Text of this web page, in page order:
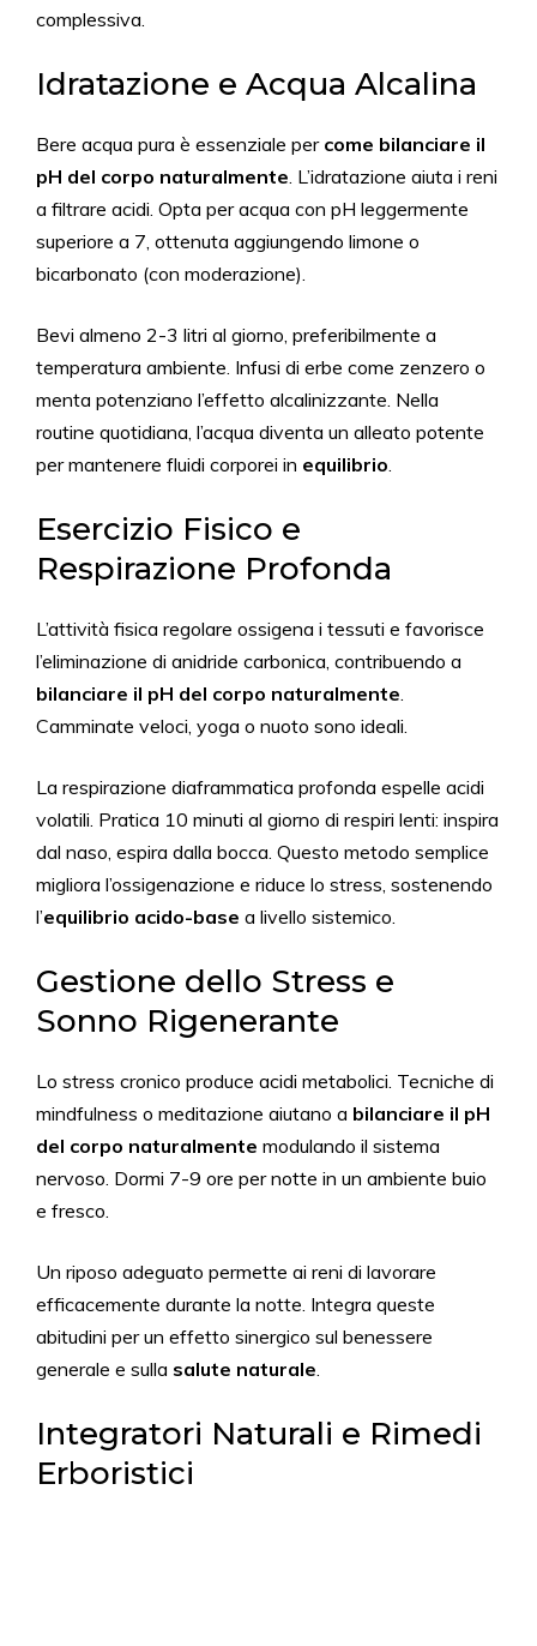
complessiva.
Idratazione e Acqua Alcalina
Bere acqua pura è essenziale per come bilanciare il
pH del corpo naturalmente. L’idratazione aiuta i reni
a filtrare acidi. Opta per acqua con pH leggermente
superiore a 7, ottenuta aggiungendo limone o
bicarbonato (con moderazione).
Bevi almeno 2-3 litri al giorno, preferibilmente a
temperatura ambiente. Infusi di erbe come zenzero o
menta potenziano l’effetto alcalinizzante. Nella
routine quotidiana, l’acqua diventa un alleato potente
per mantenere fluidi corporei in equilibrio.
Esercizio Fisico e
Respirazione Profonda
L’attività fisica regolare ossigena i tessuti e favorisce
l’eliminazione di anidride carbonica, contribuendo a
bilanciare il pH del corpo naturalmente.
Camminate veloci, yoga o nuoto sono ideali.
La respirazione diaframmatica profonda espelle acidi
volatili. Pratica 10 minuti al giorno di respiri lenti: inspira
dal naso, espira dalla bocca. Questo metodo semplice
migliora l’ossigenazione e riduce lo stress, sostenendo
l’equilibrio acido-base a livello sistemico.
Gestione dello Stress e
Sonno Rigenerante
Lo stress cronico produce acidi metabolici. Tecniche di
mindfulness o meditazione aiutano a bilanciare il pH
del corpo naturalmente modulando il sistema
nervoso. Dormi 7-9 ore per notte in un ambiente buio
e fresco.
Un riposo adeguato permette ai reni di lavorare
efficacemente durante la notte. Integra queste
abitudini per un effetto sinergico sul benessere
generale e sulla salute naturale.
Integratori Naturali e Rimedi
Erboristici